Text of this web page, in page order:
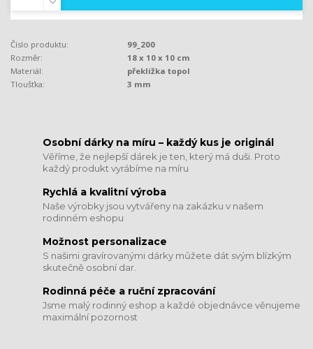
Číslo produktu:
99_200
Rozměr:
18 x 10 x 10 cm
Materiál:
překližka topol
Tloušťka:
3 mm
​​​​​​​Osobní dárky na míru – každý kus je originál
Věříme, že nejlepší dárek je ten, který má duši. Proto
každý produkt vyrábíme na míru
Rychlá a kvalitní výroba
Naše výrobky jsou vytvářeny na zakázku v našem
rodinném eshopu
Možnost personalizace
S našimi gravírovanými dárky můžete dát svým blízkým
skutečně osobní dar.
​​​​​​​Rodinná péče a ruční zpracování
Jsme malý rodinný eshop a každé objednávce věnujeme
maximální pozornost